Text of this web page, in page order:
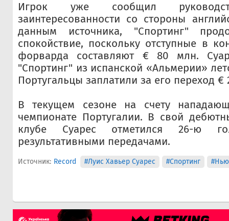
Игрок уже сообщил
заинтересованности со стороны
данным источника, "Спортинг"
спокойствие, поскольку отступные в
форварда составляют € 80 млн.
"Спортинг" из испанской «Альмерии»
Португальцы заплатили за его переход €
В текущем сезоне на счету
чемпионате Португалии. В свой
клубе Суарес отметился 26-ю
результативными передачами.
Источник: Record #Луис Хавьер Суарес #Спортинг